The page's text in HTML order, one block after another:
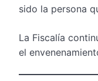
sido la persona
La Fiscalía
el